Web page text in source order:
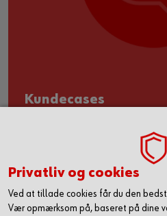
Kundecases
Privatliv og cookies
Ved at tillade cookies får du den
Vær opmærksom på, baseret på dine